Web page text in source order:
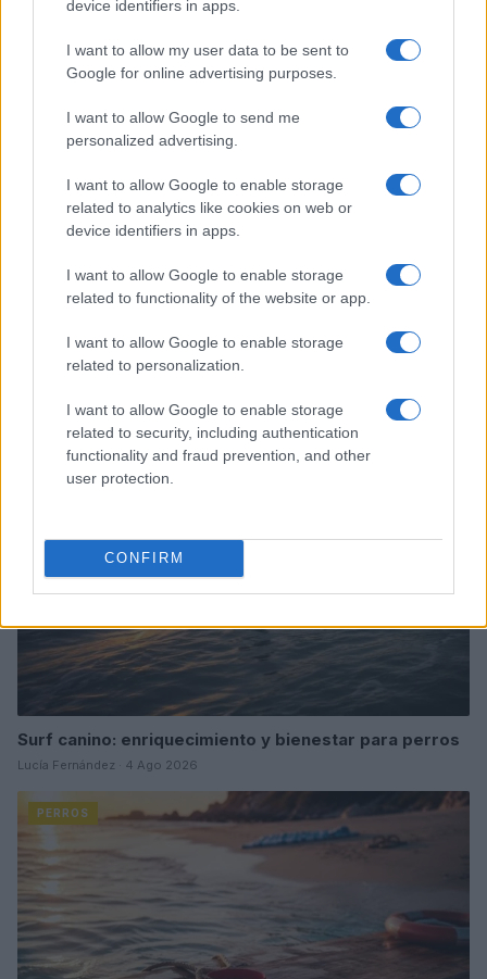
device identifiers in apps.
I want to allow my user data to be sent to
Google for online advertising purposes.
I want to allow Google to send me
personalized advertising.
I want to allow Google to enable storage
related to analytics like cookies on web or
device identifiers in apps.
I want to allow Google to enable storage
related to functionality of the website or app.
I want to allow Google to enable storage
related to personalization.
I want to allow Google to enable storage
related to security, including authentication
functionality and fraud prevention, and other
user protection.
CONFIRM
La trágica historia de Eva, campeona de agility
fallecida en Benicàssim
PERROS
Surf canino: enriquecimiento y bienestar para perros
Lucía Fernández · 4 Ago 2026
PERROS